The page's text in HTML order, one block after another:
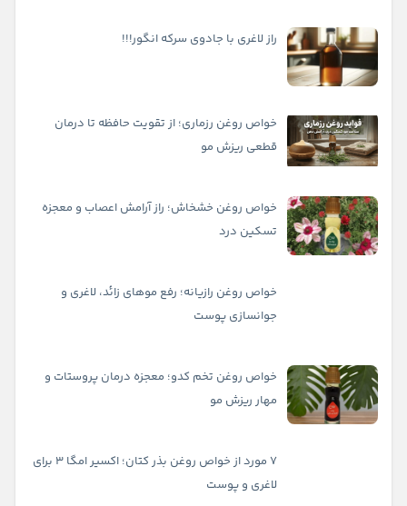
راز لاغری با جادوی سرکه انگور!!!
خواص روغن رزماری؛ از تقویت حافظه تا درمان
قطعی ریزش مو
خواص روغن خشخاش؛ راز آرامش اعصاب و معجزه
تسکین درد
خواص روغن رازیانه؛ رفع موهای زائد، لاغری و
جوانسازی پوست
خواص روغن تخم کدو؛ معجزه درمان پروستات و
مهار ریزش مو
۷ مورد از خواص روغن بذر کتان؛ اکسیر امگا ۳ برای
لاغری و پوست